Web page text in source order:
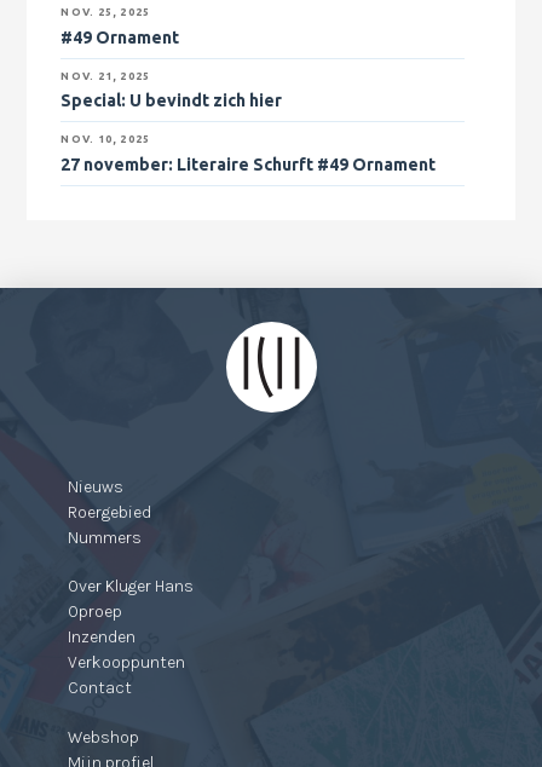
NOV. 25, 2025
#49 Ornament
NOV. 21, 2025
Special: U bevindt zich hier
NOV. 10, 2025
27 november: Literaire Schurft #49 Ornament
Nieuws
Roergebied
Nummers
Over Kluger Hans
Oproep
Inzenden
Verkooppunten
Contact
Webshop
Mijn profiel